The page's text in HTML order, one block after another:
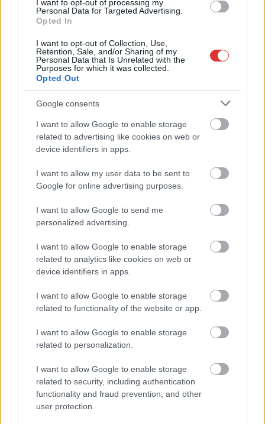
I want to opt-out of processing my
Personal Data for Targeted Advertising.
Opted In
I want to opt-out of Collection, Use,
Retention, Sale, and/or Sharing of my
Personal Data that Is Unrelated with the
Purposes for which it was collected.
Opted Out
Google consents
I want to allow Google to enable storage
related to advertising like cookies on web or
device identifiers in apps.
I want to allow my user data to be sent to
Google for online advertising purposes.
I want to allow Google to send me
personalized advertising.
I want to allow Google to enable storage
related to analytics like cookies on web or
device identifiers in apps.
I want to allow Google to enable storage
related to functionality of the website or app.
I want to allow Google to enable storage
related to personalization.
I want to allow Google to enable storage
related to security, including authentication
functionality and fraud prevention, and other
user protection.
Hírlevél feliratkozás
Adja
meg e-mail címét:
Megismertem és elfogadom a
Nem szeretne lemaradni semmiről? Csak egy kattintás, és hírlevelünk a
legfrissebb információkkal és exkluzív tartalmakkal hétről hétre
postaládájába érkezik!
A SZOL24 legfrissebb 24 cikke